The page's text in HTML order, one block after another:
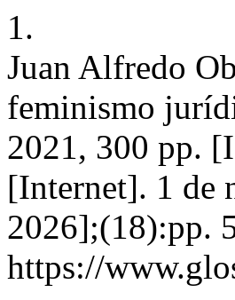
1.
Juan Alfredo
feminismo
2021, 300 pp.
[Internet]. 1 de
2026];(18):pp.
https://